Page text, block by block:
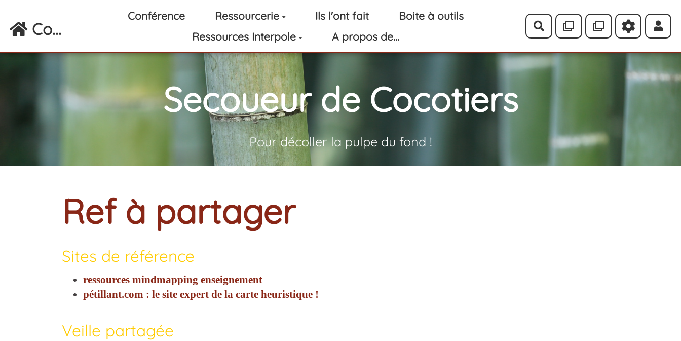
Aller au contenu principal
Co...
Conférence Ressourcerie Ils l'ont fait
Boite à outils
Ressources Interpole
A propos de...
Rechercher
Secoueur de Cocotiers
Pour décoller la pulpe du fond !
Ref à partager
Sites de référence
ressources mindmapping enseignement
pétillant.com : le site expert de la carte heuristique !
Veille partagée